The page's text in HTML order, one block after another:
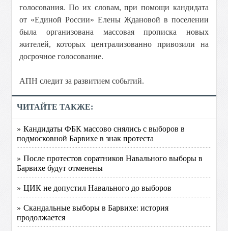
голосования. По их словам, при помощи кандидата
от «Единой России» Елены Ждановой в поселении
была организована массовая прописка новых
жителей, которых централизованно привозили на
досрочное голосование.
АПН следит за развитием событий.
ЧИТАЙТЕ ТАКЖЕ:
» Кандидаты ФБК массово снялись с выборов в
подмосковной Барвихе в знак протеста
» После протестов соратников Навального выборы в
Барвихе будут отменены
» ЦИК не допустил Навального до выборов
» Скандальные выборы в Барвихе: история
продолжается